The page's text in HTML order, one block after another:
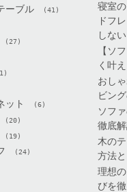
ーブル (41)
(27)
ット (6)
(20)
(19)
(24)
寝室
ドフ
しな
【ソ
く叶
おし
ビン
ソフ
徹底
木の
方法
理想
びを